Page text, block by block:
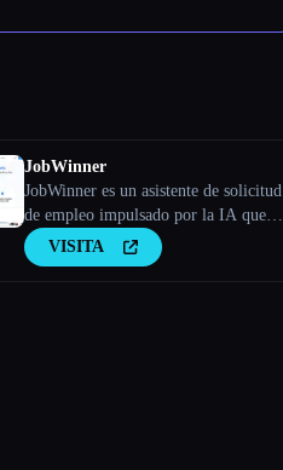
JobWinner
JobWinner es un asistente de solicitud
de empleo impulsado por la IA que
produce currículums, cartas de
presentación y documentos de
VISITA